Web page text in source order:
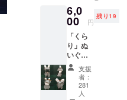
6,0
00 円
残り19
「くら
り」ぬ
いぐる
み専用
「ホー
ムズ衣
装」
支援
者：
281
人